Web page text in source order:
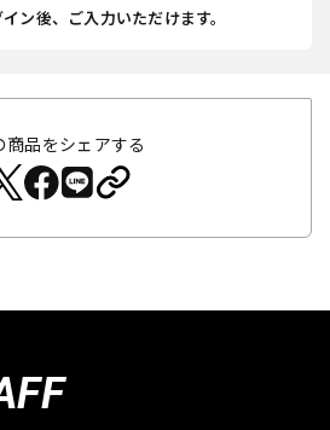
ン後、ご入力いただけます。
商品をシェアする